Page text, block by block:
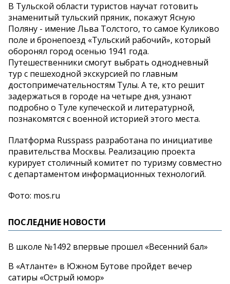
В Тульской области туристов научат готовить
знаменитый тульский пряник, покажут Ясную
Поляну - имение Льва Толстого, то самое Куликово
поле и бронепоезд «Тульский рабочий», который
оборонял город осенью 1941 года.
Путешественники смогут выбрать однодневный
тур с пешеходной экскурсией по главным
достопримечательностям Тулы. А те, кто решит
задержаться в городе на четыре дня, узнают
подробно о Туле купеческой и литературной,
познакомятся с военной историей этого места.
Платформа Russpass разработана по инициативе
правительства Москвы. Реализацию проекта
курирует столичный комитет по туризму совместно
с департаментом информационных технологий.
Фото: mos.ru
ПОСЛЕДНИЕ НОВОСТИ
В школе №1492 впервые прошел «Весенний бал»
В «Атланте» в Южном Бутове пройдет вечер
сатиры «Острый юмор»